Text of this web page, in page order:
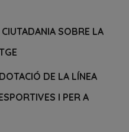
SOBRE LA
DE LA LÍNEA
I PER A